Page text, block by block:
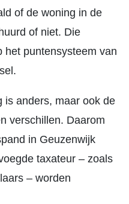
of de woning in de
of niet. Die
het puntensysteem van
is anders, maar ook de
verschillen. Daarom
in Geuzenwijk
taxateur – zoals
– worden